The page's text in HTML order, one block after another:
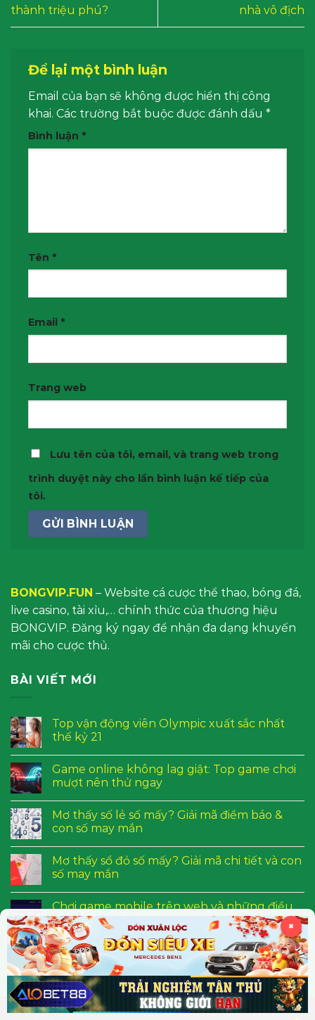
thành triệu phú?
nhà vô địch
Để lại một bình luận
Email của bạn sẽ không được hiển thị công
khai. Các trường bắt buộc được đánh dấu *
Bình luận *
Tên *
Email *
Trang web
Lưu tên của tôi, email, và trang web trong
trình duyệt này cho lần bình luận kế tiếp của
tôi.
BONGVIP.FUN – Website cá cược thể thao, bóng đá,
live casino, tài xỉu,… chính thức của thương hiệu
BONGVIP. Đăng ký ngay để nhận đa dạng khuyến
mãi cho cược thủ.
BÀI VIẾT MỚI
Top vận động viên Olympic xuất sắc nhất
thế kỷ 21
Game online không lag giật: Top game chơi
mượt nên thử ngay
Mơ thấy số lẻ số mấy? Giải mã điềm báo &
con số may mắn
Mơ thấy sổ đỏ số mấy? Giải mã chi tiết và con
số may mắn
Chơi game mobile trên web và những điều
thú vị bạn nên biết
✖